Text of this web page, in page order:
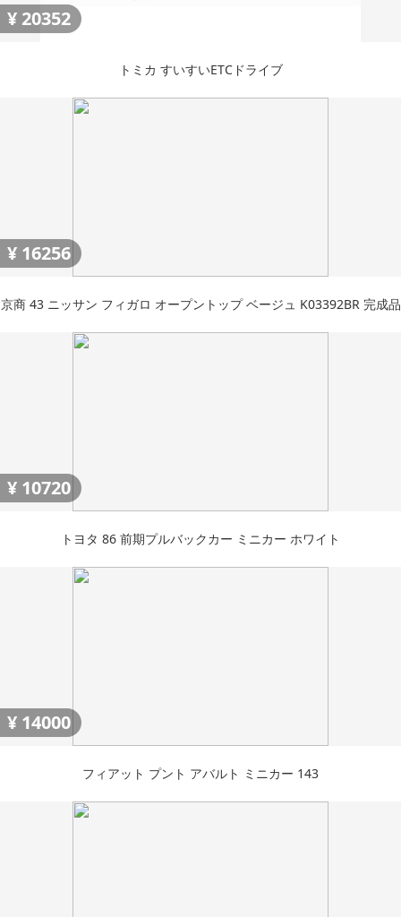
¥ 20352
トミカ すいすいETCドライブ
¥ 16256
京商 43 ニッサン フィガロ オープントップ ベージュ K03392BR 完成品
¥ 10720
トヨタ 86 前期プルバックカー ミニカー ホワイト
¥ 14000
フィアット プント アバルト ミニカー 143